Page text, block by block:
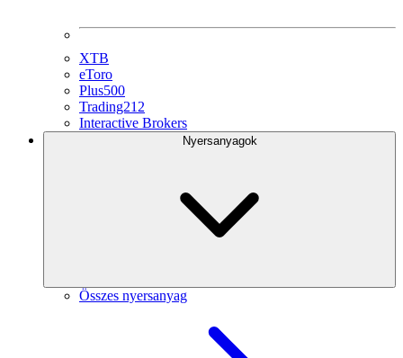
XTB
eToro
Plus500
Trading212
Interactive Brokers
Nyersanyagok
Összes nyersanyag